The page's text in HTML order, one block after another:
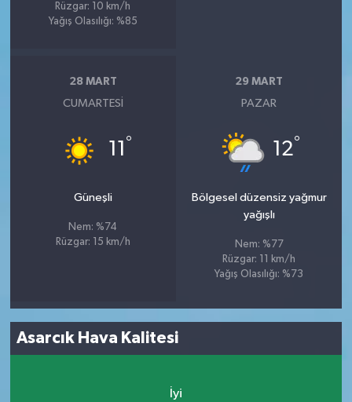
Rüzgar: 10 km/h
Yağış Olasılığı: %85
28 MART
CUMARTESI
11 °
Güneşli
Nem: %74
Rüzgar: 15 km/h
29 MART
PAZAR
12°
Bölgesel düzensiz yağmur
yağışlı
Nem: %77
Rüzgar: 11 km/h
Yağış Olasılığı: %73
Asarcık Hava Kalitesi
İyi